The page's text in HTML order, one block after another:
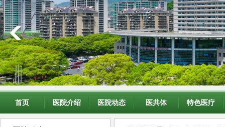
首页 医院介绍 医院动态 医共体 特色医疗